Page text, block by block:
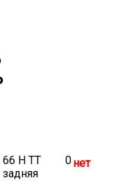
66 H TT
задняя
0нет